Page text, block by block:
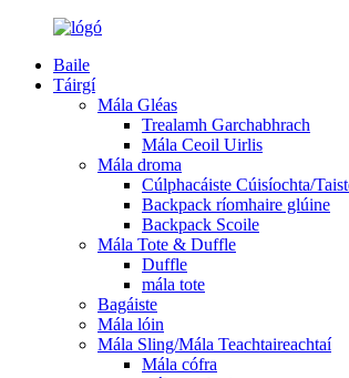
Baile
Táirgí
Mála Gléas
Trealamh Garchabhrach
Mála Ceoil Uirlis
Mála droma
Cúlphacáiste Cúisíochta/
Backpack ríomhaire glúine
Backpack Scoile
Mála Tote & Duffle
Duffle
mála tote
Bagáiste
Mála lóin
Mála Sling/Mála Teachtaireachtaí
Mála cófra